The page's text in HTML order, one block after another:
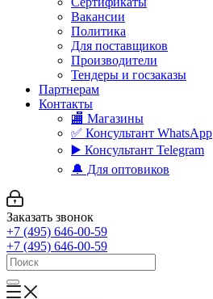
Вакансии
Политика
Для поставщиков
Производители
Тендеры и госзаказы
Партнерам
Контакты
🏬 Магазины
✅️ Консультант WhatsApp
▶️ Консультант Telegram
🔔 Для оптовиков
Заказать звонок
+7 (495) 646-00-59
+7 (495) 646-00-59